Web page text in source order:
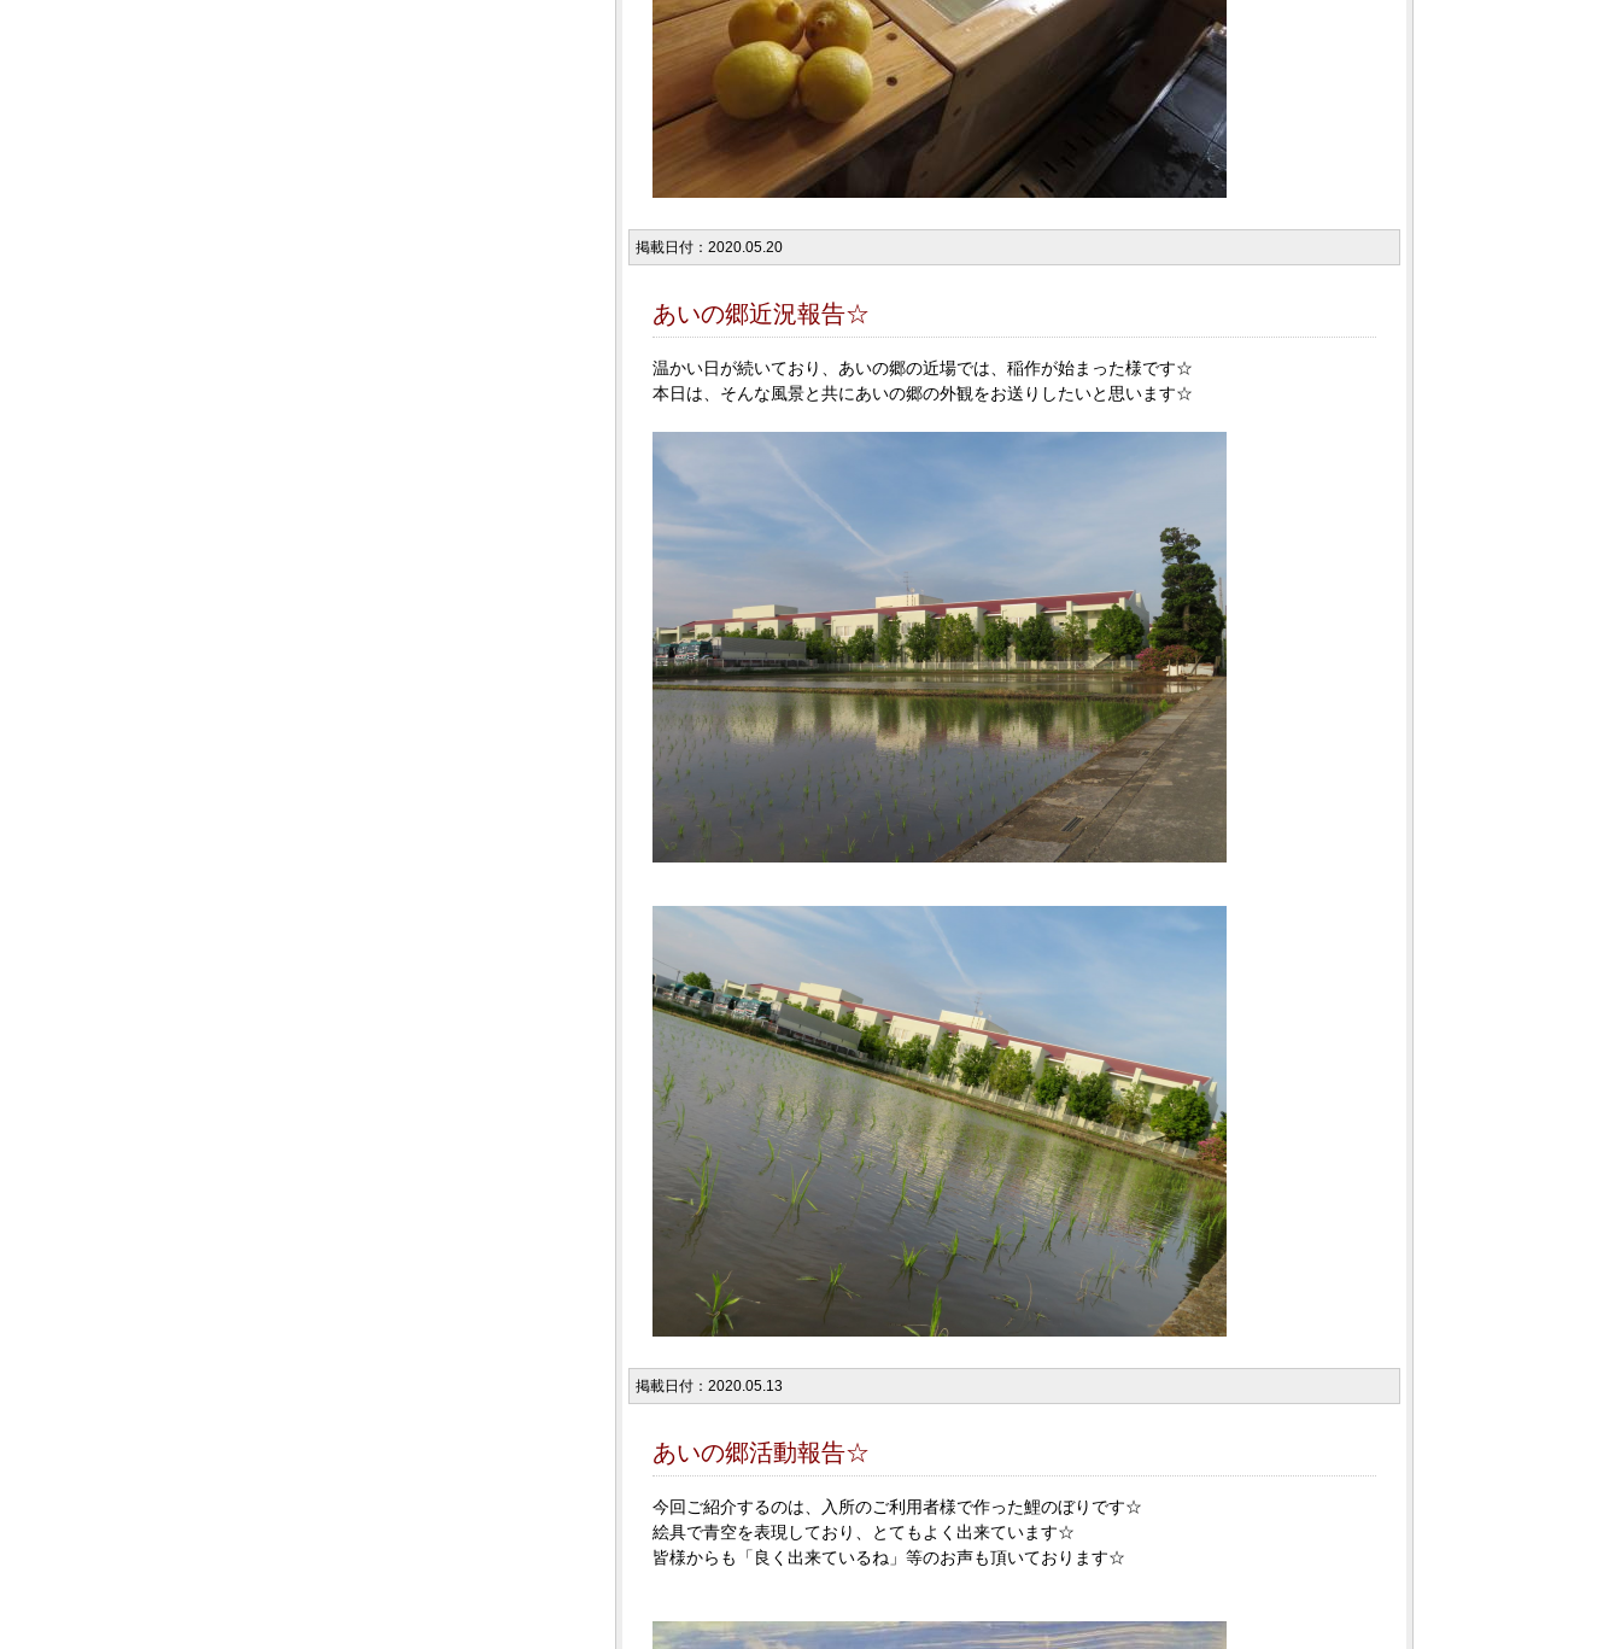
掲載日付：2020.05.20
あいの郷近況報告☆
温かい日が続いており、あいの郷の近場では、稲作が始まった様です☆
本日は、そんな風景と共にあいの郷の外観をお送りしたいと思います☆
掲載日付：2020.05.13
あいの郷活動報告☆
今回ご紹介するのは、入所のご利用者様で作った鯉のぼりです☆
絵具で青空を表現しており、とてもよく出来ています☆
皆様からも「良く出来ているね」等のお声も頂いております☆